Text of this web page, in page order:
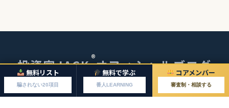
無料リスト
騙されない20項目
無料で学ぶ
番人LEARNING
コアメンバー
審査制・相談する
投資家JACK®オフィシャルブログ
© 2026 投資家JACKオフィシャルブログ